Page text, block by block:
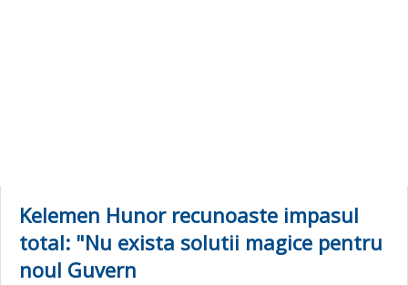
Kelemen Hunor recunoaste impasul
total: "Nu exista solutii magice pentru
noul Guvern